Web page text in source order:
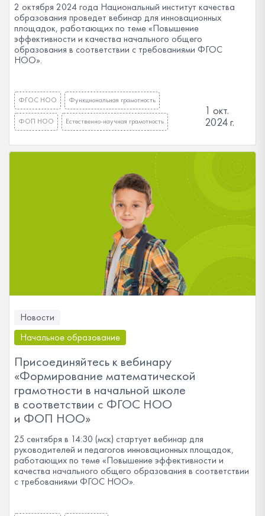
2 октября 2024 года Национальный институт качества
образования проведет вебинар для инновационных
площадок, работающих по теме «Повышение
эффективности и качества начального общего
образования в соответствии с требованиями ФГОС
НОО».
ФГОС НОО Функциональная грамотность
ФОП НОО Естественно-научная грамотность
1 окт.
2024 г.
Новости
Начальное образование
Присоединяйтесь к вебинару
«Формирование математической
грамотности в начальной школе
в соответствии с ФГОС НОО
и ФОП НОО»
25 сентября в 14:30 (мск) стартует вебинар для
руководителей и педагогов инновационных площадок,
работающих по теме «Повышение эффективности и
качества начального общего образования в соответствии
с требованиями ФГОС НОО».